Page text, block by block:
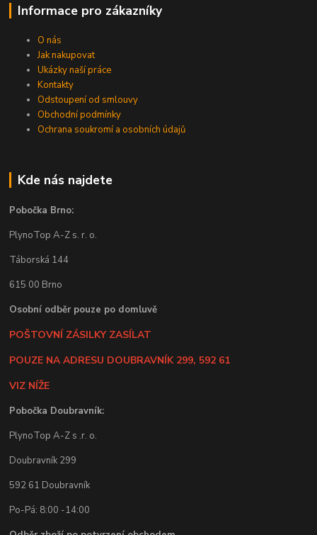
Informace pro zákazníky
O nás
Jak nakupovat
Ukázky naší práce
Kontakty
Odstoupení od smlouvy
Obchodní podmínky
Ochrana soukromí a osobních údajů
Kde nás najdete
Pobočka Brno:
PlynoTop A-Z s. r. o.
Táborská 144
615 00 Brno
Osobní odběr pouze po domluvě
POŠTOVNÍ ZÁSILKY ZASÍLAT
POUZE NA ADRESU DOUBRAVNÍK 299, 592 61
VIZ NÍŽE
Pobočka Doubravník:
PlynoTop A-Z s .r. o.
Doubravník 299
592 61 Doubravník
Po-Pá: 8:00 -14:00